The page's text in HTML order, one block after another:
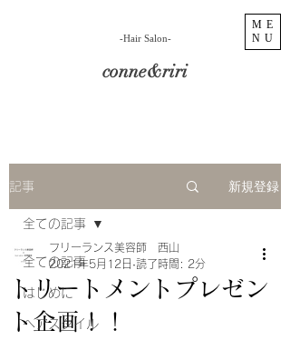
ME
NU
conne&riri
​-Hair Salon-
記事 新規登録
全ての記事
はじめに
ヘアスタイル
全ての記事
トリートメントプレゼン
ト企画！！
フリーランス美容師 西山
2021年5月12日 読了時間: 2分